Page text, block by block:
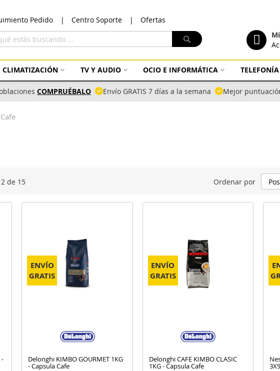
Pedido Centro Soporte Ofertas
contenido
Buscar
CLIMATIZACIÓN TV Y AUDIO OCIO E INFORMÁTICA TELEFONÍA
COMPRUÉBALO Envío GRATIS 7 días a la semana Mejor
de 15 Ordenar por
ENVÍO
GRATIS
Delonghi KIMBO GOURMET 1KG
- Capsula Cafe
ENVÍO
GRATIS
Delonghi CAFE KIMBO CLASIC
1KG - Capsula Cafe